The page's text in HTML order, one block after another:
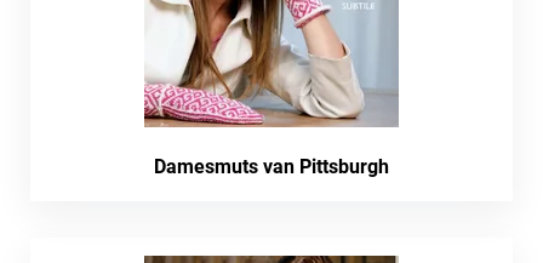
Damesmuts van Pittsburgh